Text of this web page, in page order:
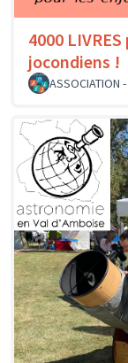
4000
jocondiens !